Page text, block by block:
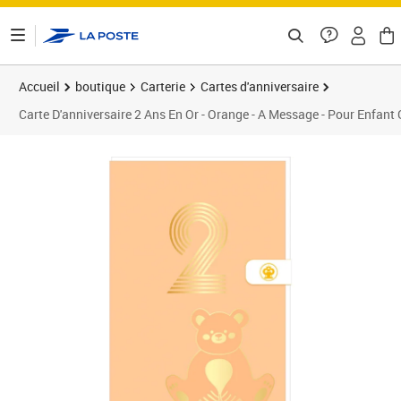
Accueil boutique Carterie
Cartes d'anniversaire
Carte D'anniversaire 2 Ans En Or - Orange - A Message - Pour